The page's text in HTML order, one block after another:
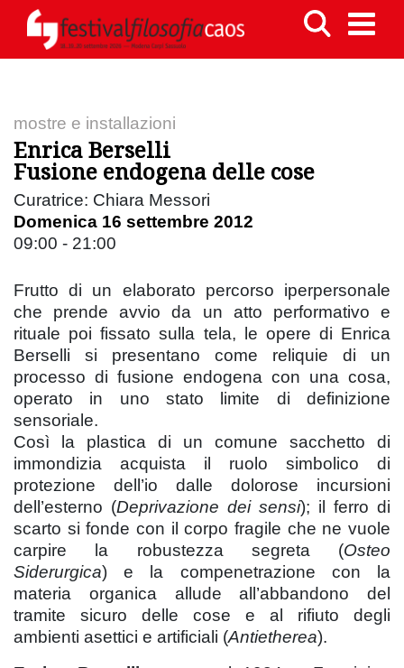
mostre e installazioni
Enrica Berselli
Fusione endogena delle cose
Curatrice: Chiara Messori
Domenica 16 settembre 2012
09:00 - 21:00
Frutto di un elaborato percorso iperpersonale
che prende avvio da un atto performativo e
rituale poi fissato sulla tela, le opere di Enrica
Berselli si presentano come reliquie di un
processo di fusione endogena con una cosa,
operato in uno stato limite di definizione
sensoriale.
Così la plastica di un comune sacchetto di
immondizia acquista il ruolo simbolico di
protezione dell’io dalle dolorose incursioni
dell’esterno (Deprivazione dei sensi); il ferro di
scarto si fonde con il corpo fragile che ne vuole
carpire la robustezza segreta (Osteo
Siderurgica) e la compenetrazione con la
materia organica allude all’abbandono del
tramite sicuro delle cose e al rifiuto degli
ambienti asettici e artificiali (Antietherea).